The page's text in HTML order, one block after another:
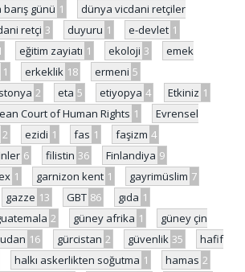
günü 1
dünya vicdani retçiler
retçi 3 duyuru 1 e-devlet 1
eğitim zayiatı 1 ekoloji 3
emek
1 erkeklik 18 ermeni 5
2 eta 5 etiyopya 4 Etkiniz 1
Court of Human Rights 1
Evrensel
2 ezidi 1 fas 1 faşizm 4
6 filistin 36 Finlandiya 9
1 garnizon kent 1 gayrimüslim 7
gazze 13 GBT 86 gıda 1
2 güney afrika 1
güney çin
16 gürcistan 2 güvenlik 35
hafif
halkı askerlikten soğutma 1 hamas 2